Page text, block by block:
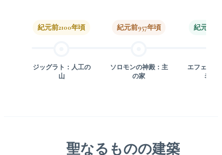
紀元前2100年頃
ジッグラト：人工の
山
紀元前957年頃
ソロモンの神殿：主
の家
紀元前
エフェソス
ミス
聖なるものの建築